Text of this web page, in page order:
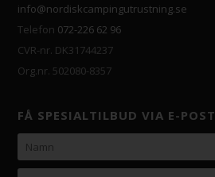
info@nordiskcampingutrustning.se
Telefon 072-226 62 96
CVR-nr. DK31744237
Org.nr. 502080-8357
FÅ SPESIALTILBUD VIA E-POST